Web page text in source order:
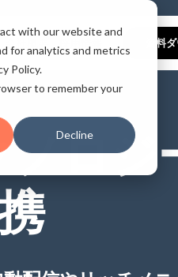
with our website and
for analytics and metrics
Policy.
to remember your
Decline
資料
ノロジ